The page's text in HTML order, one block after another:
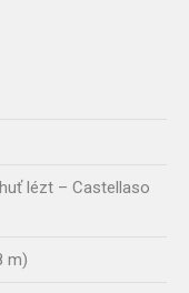
lézt – Castellaso
m)